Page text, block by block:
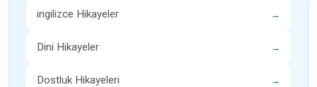
ingilizce Hikayeler →
Dini Hikayeler →
Dostluk Hikayeleri →